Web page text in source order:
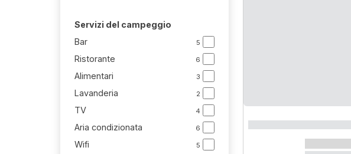
Servizi del campeggio
Bar
5
Ristorante 6
Alimentari 3
Lavanderia 2
TV 4
Aria condizionata 6
Wifi 5